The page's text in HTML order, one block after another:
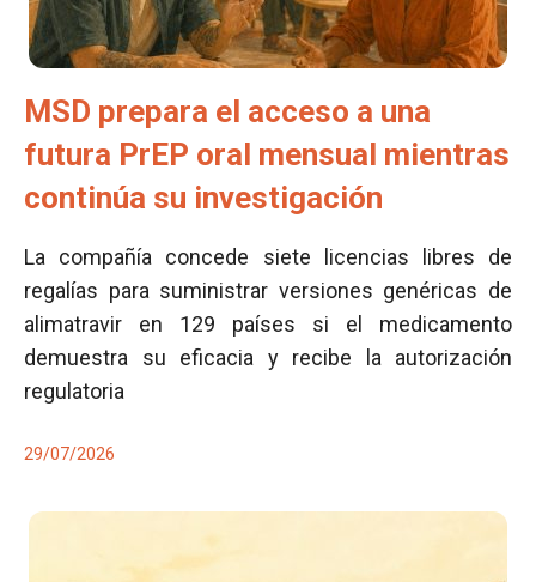
MSD prepara el acceso a una
futura PrEP oral mensual mientras
continúa su investigación
La compañía concede siete licencias libres de
regalías para suministrar versiones genéricas de
alimatravir en 129 países si el medicamento
demuestra su eficacia y recibe la autorización
regulatoria
29/07/2026